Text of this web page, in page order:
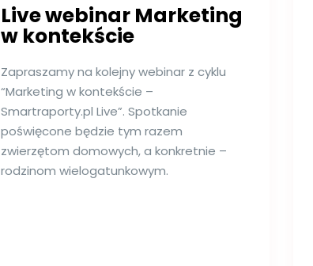
Live webinar Marketing
w kontekście
Zapraszamy na kolejny webinar z cyklu
“Marketing w kontekście –
Smartraporty.pl Live”. Spotkanie
poświęcone będzie tym razem
zwierzętom domowych, a konkretnie –
rodzinom wielogatunkowym.